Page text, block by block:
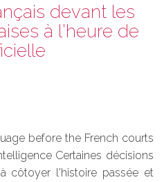
devant les
à l'heure de
before the French courts
Certaines décisions
côtoyer l'histoire passée et